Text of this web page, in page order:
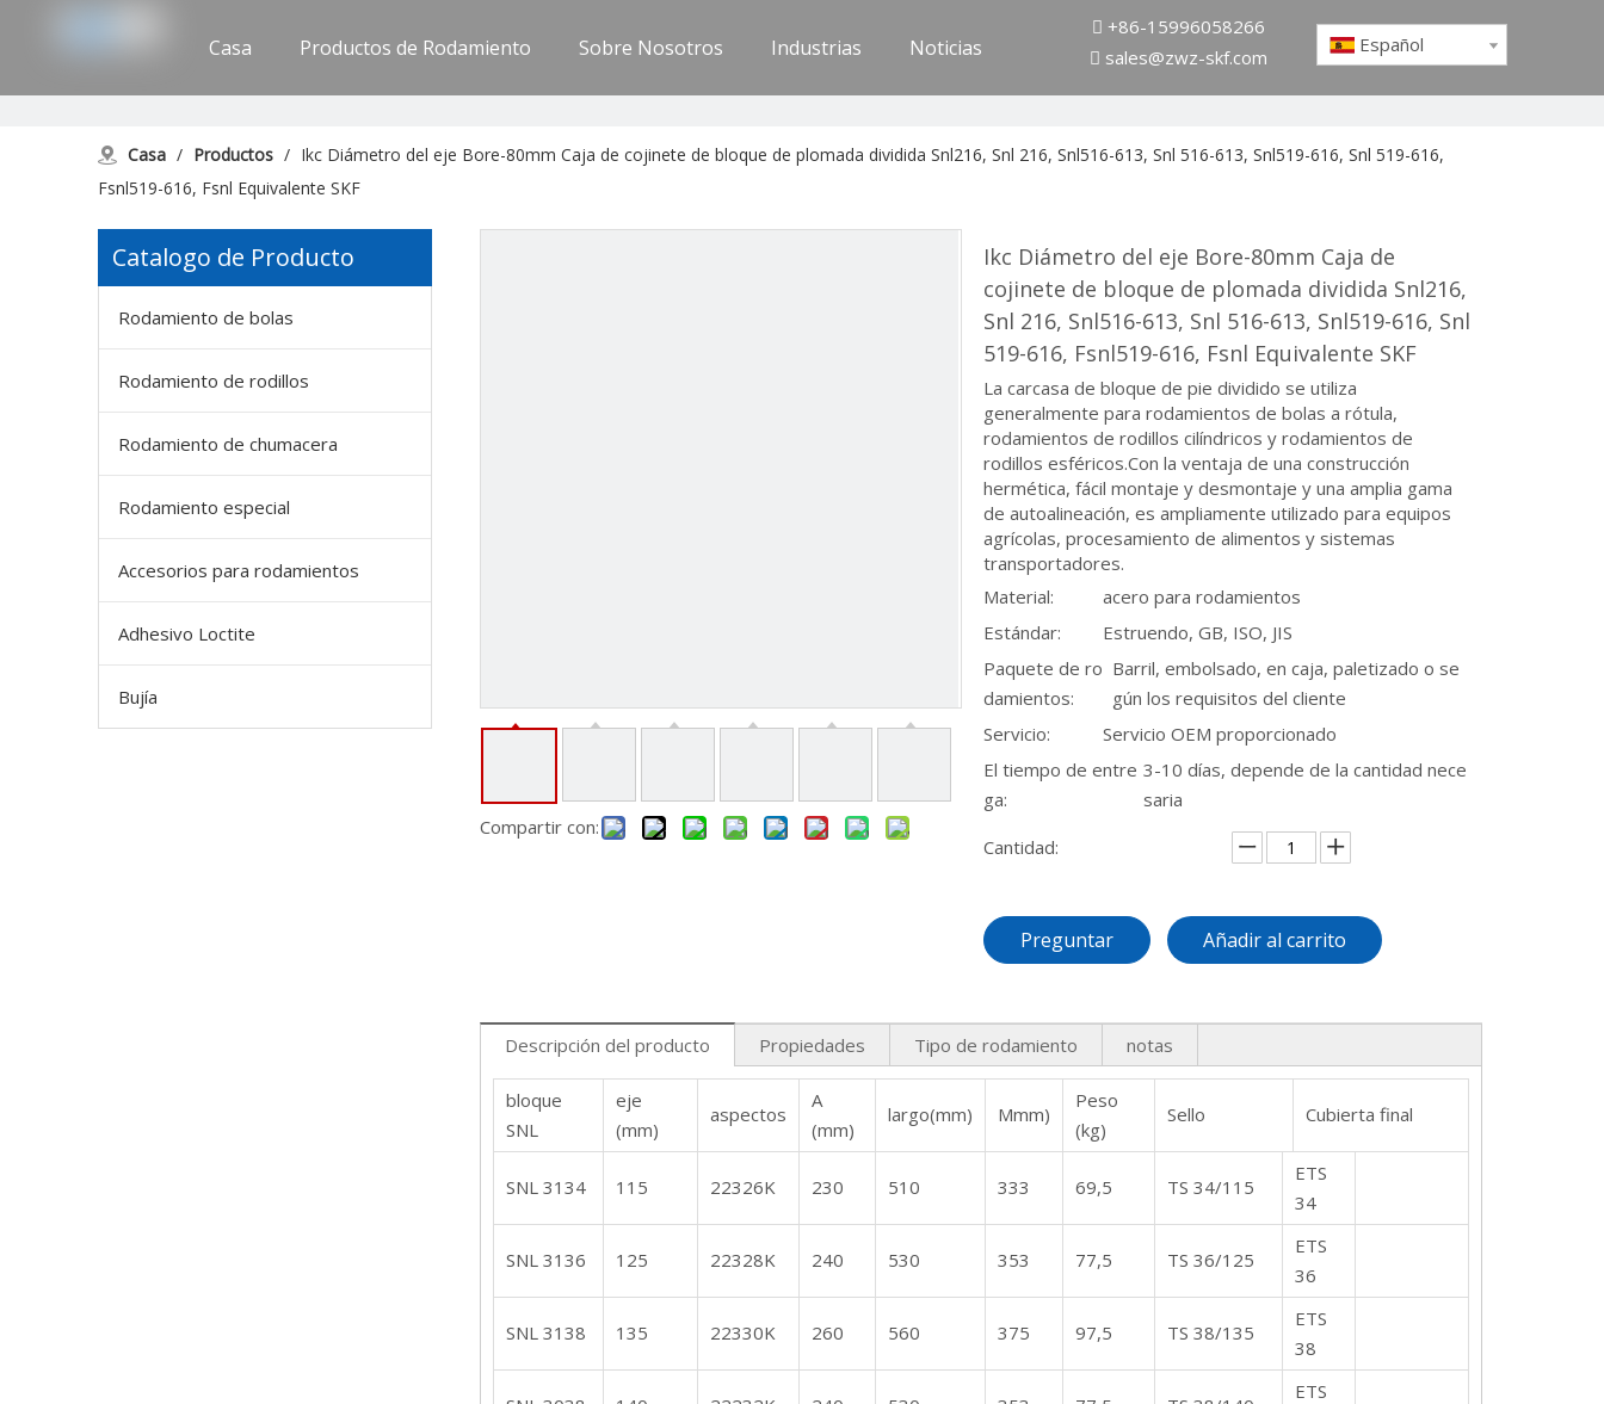
Casa Productos de Rodamiento Sobre Nosotros Industrias Noticias
 +86-15996058266
 sales@zwz-skf.com
Español
Casa / Productos / Ikc Diámetro del eje Bore-80mm Caja de cojinete de bloque de plomada dividida Snl216, Snl 216, Snl516-613, Snl 516-613, Snl519-616, Snl 519-616,
Fsnl519-616, Fsnl Equivalente SKF
Catalogo de Producto
Rodamiento de bolas
Rodamiento de rodillos
Rodamiento de chumacera
Rodamiento especial
Accesorios para rodamientos
Adhesivo Loctite
Bujía
Compartir con:
Ikc Diámetro del eje Bore-80mm Caja de
cojinete de bloque de plomada dividida Snl216,
Snl 216, Snl516-613, Snl 516-613, Snl519-616, Snl
519-616, Fsnl519-616, Fsnl Equivalente SKF
La carcasa de bloque de pie dividido se utiliza
generalmente para rodamientos de bolas a rótula,
rodamientos de rodillos cilíndricos y rodamientos de
rodillos esféricos.Con la ventaja de una construcción
hermética, fácil montaje y desmontaje y una amplia gama
de autoalineación, es ampliamente utilizado para equipos
agrícolas, procesamiento de alimentos y sistemas
transportadores.
Material:
acero para rodamientos
Estándar:
Estruendo, GB, ISO, JIS
Paquete de ro
damientos:
Barril, embolsado, en caja, paletizado o se
gún los requisitos del cliente
Servicio:
Servicio OEM proporcionado
El tiempo de entre
ga:
3-10 días, depende de la cantidad nece
saria
Cantidad:
Preguntar Añadir al carrito
Descripción del producto Propiedades Tipo de rodamiento notas
bloque
SNL
eje
(mm)
aspectos
A
(mm)
largo(mm) Mmm)
Peso
(kg)
Sello Cubierta final
SNL 3134 115 22326K 230 510 333 69,5 TS 34/115
ETS
34
SNL 3136 125 22328K 240 530 353 77,5 TS 36/125
ETS
36
SNL 3138 135 22330K 260 560 375 97,5 TS 38/135
ETS
38
ETS